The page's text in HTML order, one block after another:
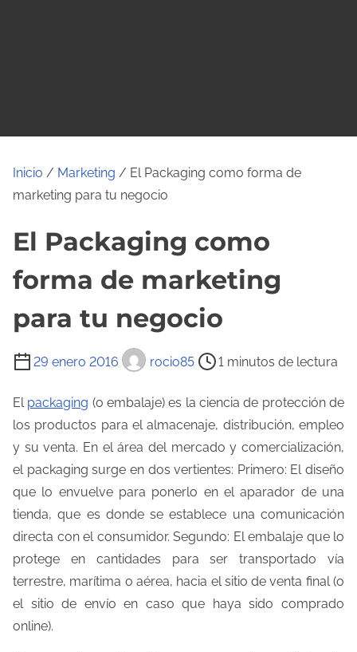
Inicio / Marketing / El Packaging como forma de
marketing para tu negocio
El Packaging como
forma de marketing
para tu negocio
29 enero 2016 rocio85
T
e
m
p
o
d
e
l
e
c
t
u
1 minutos de lectura
El packaging (o embalaje) es la ciencia de protección de
los productos para el almacenaje, distribución, empleo
y su venta. En el área del mercado y comercialización,
el packaging surge en dos vertientes: Primero: El diseño
que lo envuelve para ponerlo en el aparador de una
tienda, que es donde se establece una comunicación
directa con el consumidor. Segundo: El embalaje que lo
protege en cantidades para ser transportado vía
terrestre, marítima o aérea, hacia el sitio de venta final (o
el sitio de envío en caso que haya sido comprado
online).